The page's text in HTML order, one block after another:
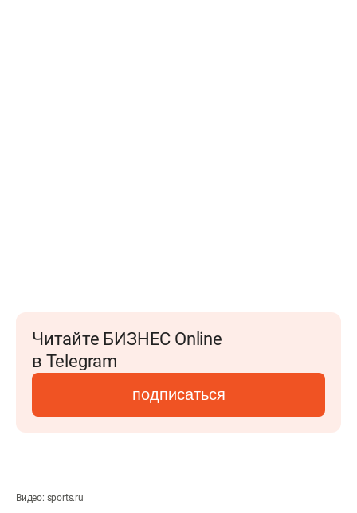
Читайте БИЗНЕС Online
в Telegram
подписаться
Видео: sports.ru